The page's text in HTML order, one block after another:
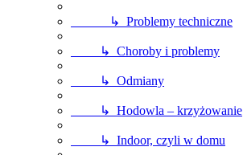
↳ Problemy techniczne
↳ Choroby i problemy
↳ Odmiany
↳ Hodowla – krzyżowanie
↳ Indoor, czyli w domu